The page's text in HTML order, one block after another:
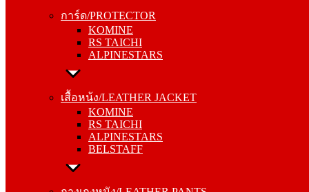
การ์ด/PROTECTOR
KOMINE
RS TAICHI
ALPINESTARS
เสื้อหน้ง/LEATHER JACKET
KOMINE
RS TAICHI
ALPINESTARS
BELSTAFF
RS TAICHI
ALPINESTARS
เสื้อหน้ง/LEATHER JACKET
RS TAICHI
ALPINESTARS
BELSTAFF
กางเกงหนัง/LEATHER PANTS